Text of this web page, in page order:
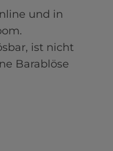
und in
ist nicht
Barablöse